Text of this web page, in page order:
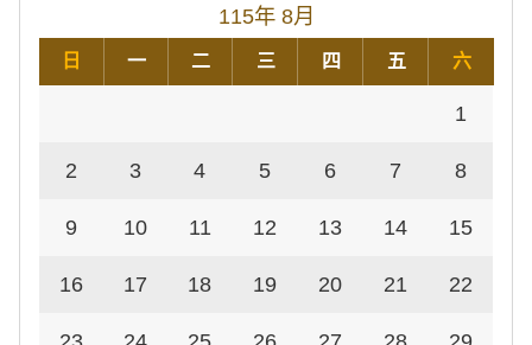
115年 8月
日 一 二 三 四 五 六
1
2 3 4 5 6 7 8
9 10 11 12 13 14 15
16 17 18 19 20 21 22